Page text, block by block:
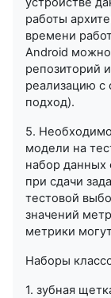
работы
времени
Android можно
репозиторий
реализацию с
подход).
5.
модели на
набор данных
при сдачи
тестовой
значений
метрики
Наборы
1. зубная